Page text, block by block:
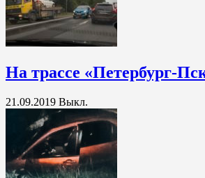
На трассе «Петербург-
21.09.2019 Выкл.